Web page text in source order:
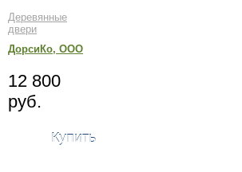
Деревянные
двери
ДорсиКо, ООО
12 800
руб.
Купить